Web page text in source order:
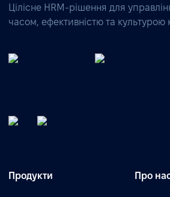
Цілісне HRM-рішення для
часом, ефективністю та культурою
Продукти Про